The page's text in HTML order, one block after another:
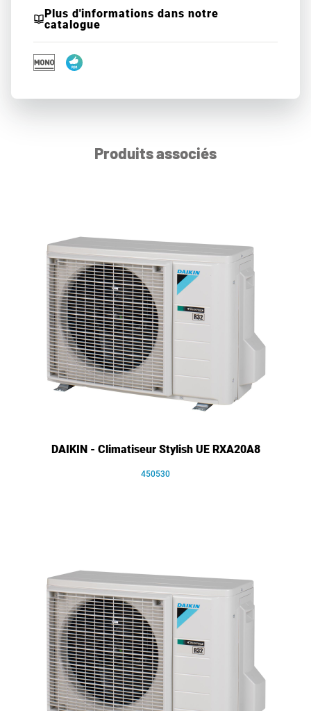
Plus d'informations dans notre
catalogue
Produits associés
DAIKIN - Climatiseur Stylish UE RXA20A8
450530